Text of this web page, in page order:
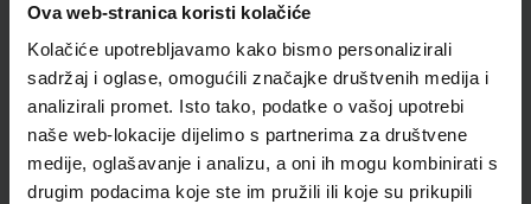
Ova web-stranica koristi kolačiće
Kolačiće upotrebljavamo kako bismo personalizirali
sadržaj i oglase, omogućili značajke društvenih medija i
analizirali promet. Isto tako, podatke o vašoj upotrebi
naše web-lokacije dijelimo s partnerima za društvene
medije, oglašavanje i analizu, a oni ih mogu kombinirati s
drugim podacima koje ste im pružili ili koje su prikupili
Vrsta školske knjige
UDŽBENIK
Vrsta škole
3 STRUKOVNA
Nastavni predmet
EKONOMSKE ŠKOLE
Reg br min